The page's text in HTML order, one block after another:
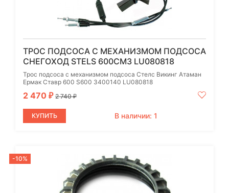
ТРОС ПОДСОСА С МЕХАНИЗМОМ ПОДСОСА
СНЕГОХОД STELS 600СМ3 LU080818
Трос подсоса с механизмом подсоса Стелс Викинг Атаман
Ермак Ставр 600 S600 3400140 LU080818
2 470 ₽ 2 740₽
КУПИТЬ В наличии: 1
-10%